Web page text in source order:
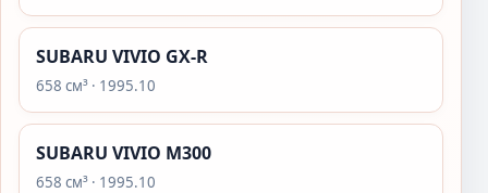
SUBARU VIVIO GX-R
658 см³ · 1995.10
SUBARU VIVIO M300
658 см³ · 1995.10